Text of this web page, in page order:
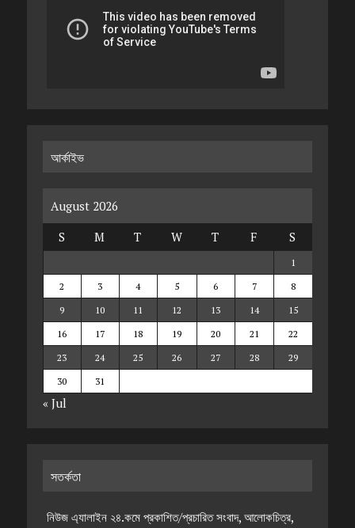
আর্কাইভ
August 2026
S
M T W T F S
1
2
3 4 5 6 7
8
9
10 11 12 13 14
15
16
17 18 19 20 21
22
23
24 25 26 27 28
29
30
31
« Jul
সতর্কতা
নিউজ এ্যালাইন ২৪.কমে প্রকাশিত/প্রচারিত সংবাদ, আলোকচিত্র,